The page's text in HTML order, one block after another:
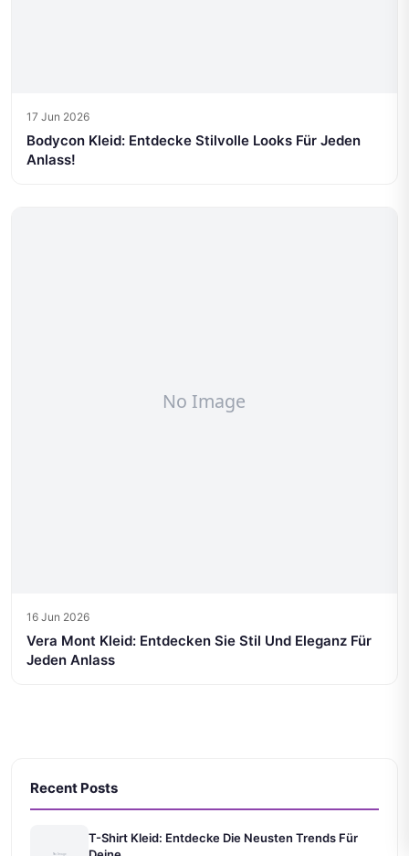
17 Jun 2026
Bodycon Kleid: Entdecke Stilvolle Looks Für Jeden
Anlass!
16 Jun 2026
Vera Mont Kleid: Entdecken Sie Stil Und Eleganz Für
Jeden Anlass
Recent Posts
T-Shirt Kleid: Entdecke Die Neusten Trends Für